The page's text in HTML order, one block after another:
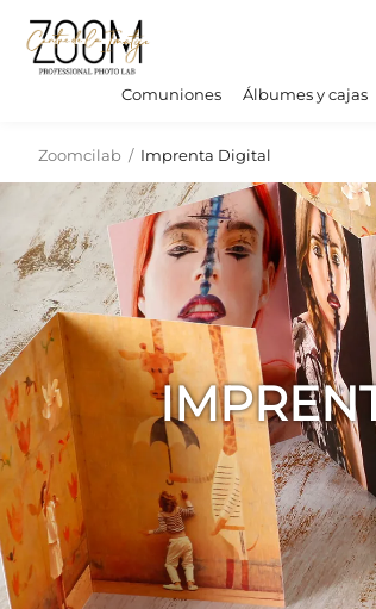
Comuniones Álbumes y cajas
Zoomcilab / Imprenta Digital